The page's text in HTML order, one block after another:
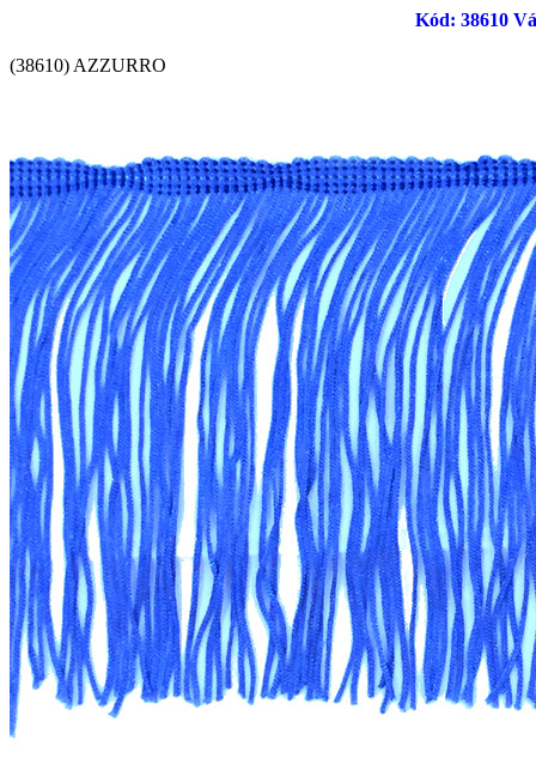
Kód: 38610
(38610) AZZURRO